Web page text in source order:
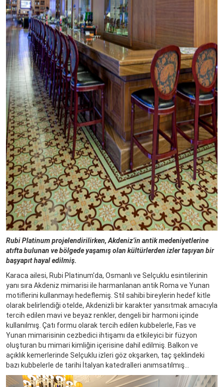
Rubi Platinum projelendirilirken, Akdeniz’in antik medeniyetlerine
atıfta bulunan ve bölgede yaşamış olan kültürlerden izler taşıyan bir
başyapıt hayal edilmiş.
Karaca ailesi, Rubi Platinum'da, Osmanlı ve Selçuklu esintilerinin
yanı sıra Akdeniz mimarisi ile harmanlanan antik Roma ve Yunan
motiflerini kullanmayı hedeflemiş. Stil sahibi bireylerin hedef kitle
olarak belirlendiği otelde, Akdenizli bir karakter yansıtmak amacıyla
tercih edilen mavi ve beyaz renkler, dengeli bir harmoni içinde
kullanılmış. Çatı formu olarak tercih edilen kubbelerle, Fas ve
Yunan mimarisinin cezbedici ihtişamı da etkileyici bir füzyon
oluşturan bu mimari kimliğin içerisine dahil edilmiş. Balkon ve
açıklık kemerlerinde Selçuklu izleri göz okşarken, taç şeklindeki
bazı kubbelerle de tarihi İtalyan katedralleri anımsatılmış…